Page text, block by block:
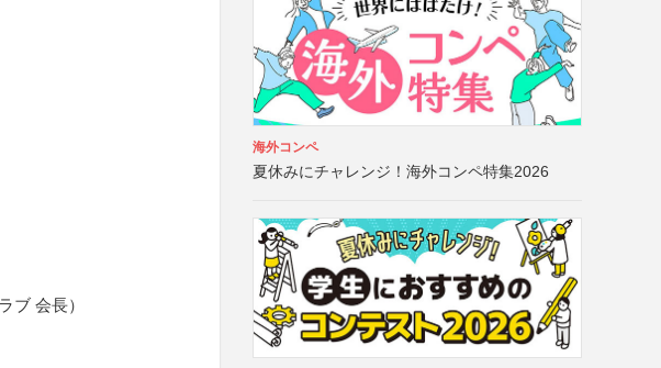
ブ 会長）
海外コンペ
夏休みにチャレンジ！海外コンペ特集2026